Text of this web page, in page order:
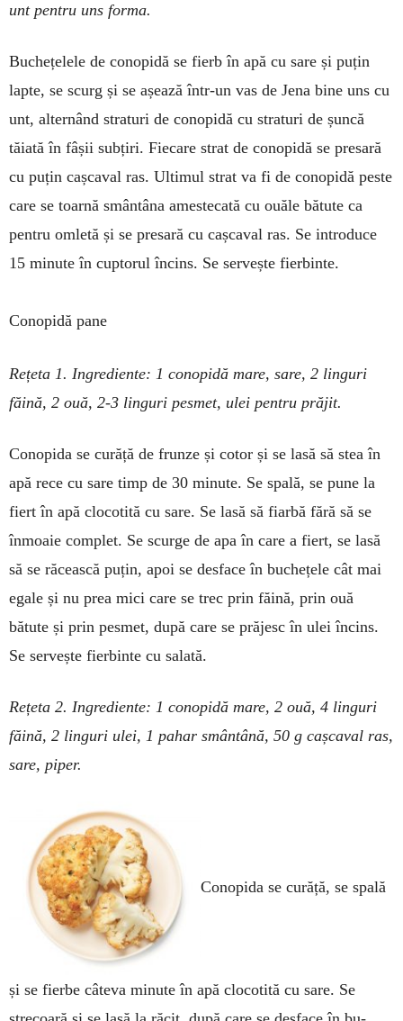
unt pentru uns forma.
Buchețelele de conopidă se fierb în apă cu sare și puțin
lapte, se scurg și se așează într-un vas de Jena bine uns cu
unt, alternând straturi de co­nopidă cu straturi de șuncă
tăiată în fâșii subțiri. Fiecare strat de conopidă se presară
cu puțin cașcaval ras. Ultimul strat va fi de conopidă peste
care se toarnă smântâna amestecată cu ouăle bătute ca
pentru omletă și se presară cu cașcaval ras. Se introduce
15 minute în cuptorul încins. Se servește fierbinte.
Conopidă pane
Rețeta 1. Ingrediente: 1 co­no­pidă mare, sare, 2 linguri
făină, 2 ouă, 2-3 linguri pesmet, ulei pentru prăjit.
Conopida se curăță de frunze și cotor și se lasă să stea în
apă rece cu sare timp de 30 minute. Se spală, se pune la
fiert în apă clo­cotită cu sare. Se lasă să fiarbă fără să se
înmoaie complet. Se scurge de apa în care a fiert, se lasă
să se răcească puțin, apoi se desface în buchețele cât mai
egale și nu prea mici care se trec prin făină, prin ouă
bătute și prin pesmet, după care se prăjesc în ulei încins.
Se servește fierbinte cu salată.
Rețeta 2. Ingrediente: 1 conopidă mare, 2 ouă, 4 linguri
făină, 2 linguri ulei, 1 pahar smântână, 50 g cașcaval ras,
sare, piper.
Conopida se curăță, se spală
și se fierbe câ­teva minute în apă clocotită cu sare. Se